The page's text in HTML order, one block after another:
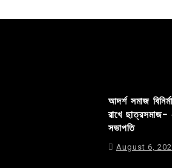
আদর্শ সমাজ
রাখে ছাত্রসমাজ-
সভাপতি
August 6,